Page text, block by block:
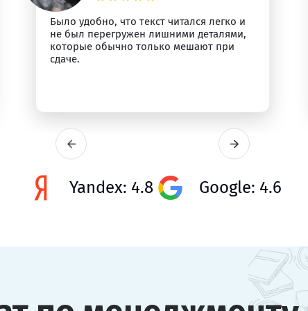
Было удобно, что текст читался легко и
не был перегружен лишними деталями,
которые обычно только мешают при
сдаче.
Yandex: 4.8 Google: 4.6